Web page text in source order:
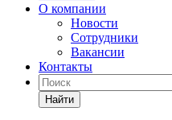
О компании
Новости
Сотрудники
Вакансии
Контакты
Найти